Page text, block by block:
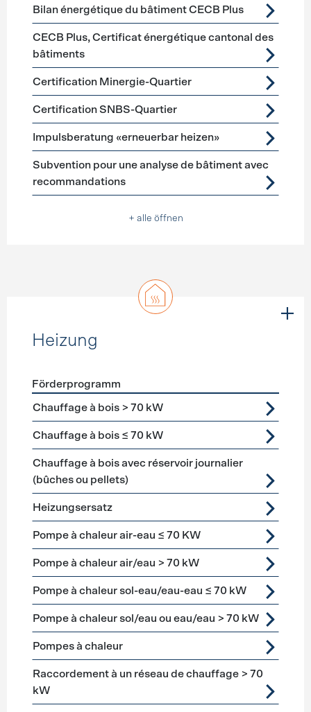
Bilan énergétique du bâtiment CECB Plus
CECB Plus, Certificat énergétique cantonal des
bâtiments
Certification Minergie-Quartier
Certification SNBS-Quartier
Impulsberatung «erneuerbar heizen»
Subvention pour une analyse de bâtiment avec
recommandations
+ alle öffnen
Heizung
Förderprogramme Heizung
Förderprogramm
Chauffage à bois > 70 kW
Chauffage à bois ≤ 70 kW
Chauffage à bois avec réservoir journalier
(bûches ou pellets)
Heizungsersatz
Pompe à chaleur air-eau ≤ 70 KW
Pompe à chaleur air/eau > 70 kW
Pompe à chaleur sol-eau/eau-eau ≤ 70 kW
Pompe à chaleur sol/eau ou eau/eau > 70 kW
Pompes à chaleur
Raccordement à un réseau de chauffage > 70
kW